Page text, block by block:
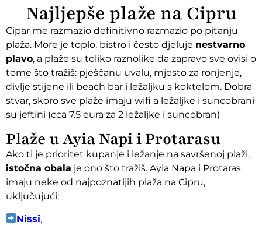
Najljepše plaže na Cipru
Cipar me razmazio definitivno razmazio po pitanju
plaža. More je toplo, bistro i često djeluje nestvarno
plavo, a plaže su toliko raznolike da zapravo sve ovisi o
tome što tražiš: pješčanu uvalu, mjesto za ronjenje,
divlje stijene ili beach bar i ležaljku s koktelom. Dobra
stvar, skoro sve plaže imaju wifi a ležaljke i suncobrani
su jeftini (cca 7.5 eura za 2 ležaljke i suncobran)
Plaže u Ayia Napi i Protarasu
Ako ti je prioritet kupanje i ležanje na savršenoj plaži,
istočna obala je ono što tražiš. Ayia Napa i Protaras
imaju neke od najpoznatijih plaža na Cipru,
uključujući:
Nissi,